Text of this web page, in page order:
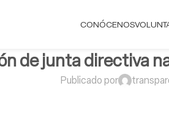
CONÓCENOS
de junta directiva
Publicado por